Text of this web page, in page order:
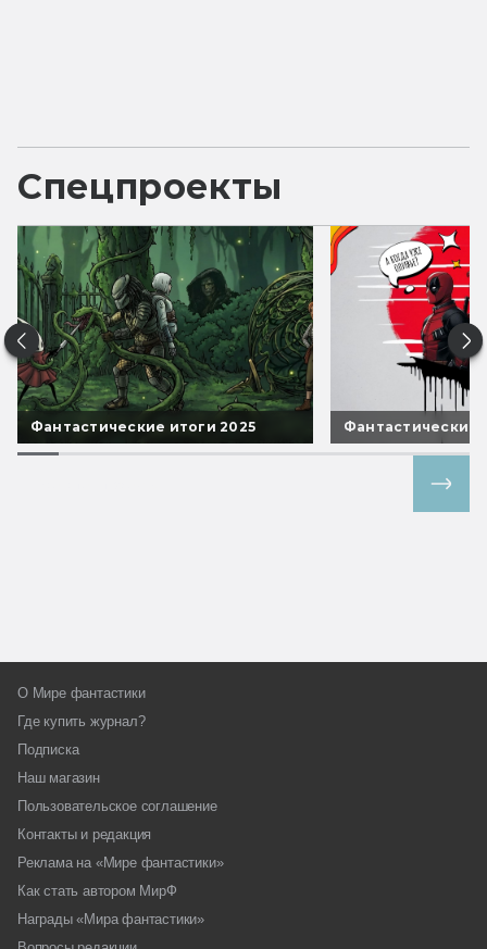
Спецпроекты
Фантастические итоги 2025 Фантастические
О Мире фантастики
Где купить журнал?
Подписка
Наш магазин
Пользовательское соглашение
Контакты и редакция
Реклама на «Мире фантастики»
Как стать автором МирФ
Награды «Мира фантастики»